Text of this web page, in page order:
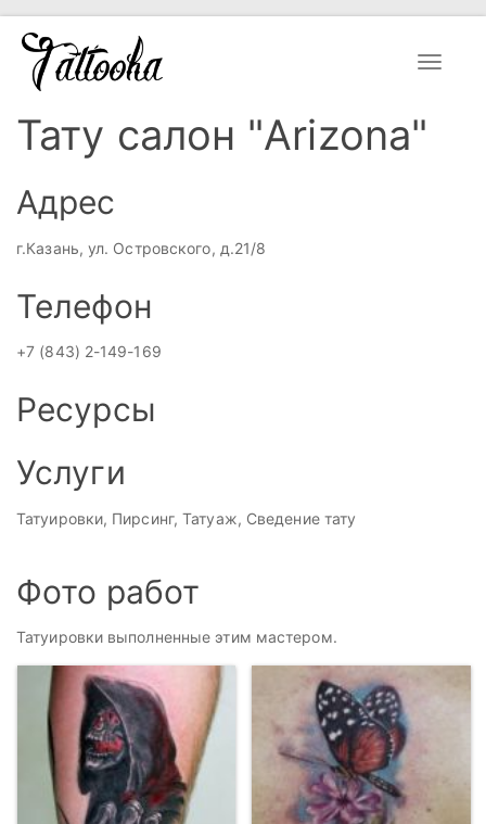
Toggle
Тату салон "Arizona"
Адрес
г.Казань, ул. Островского, д.21/8
Телефон
+7 (843) 2-149-169
Ресурсы
Услуги
Татуировки, Пирсинг, Татуаж, Сведение тату
Фото работ
Татуировки выполненные этим мастером.